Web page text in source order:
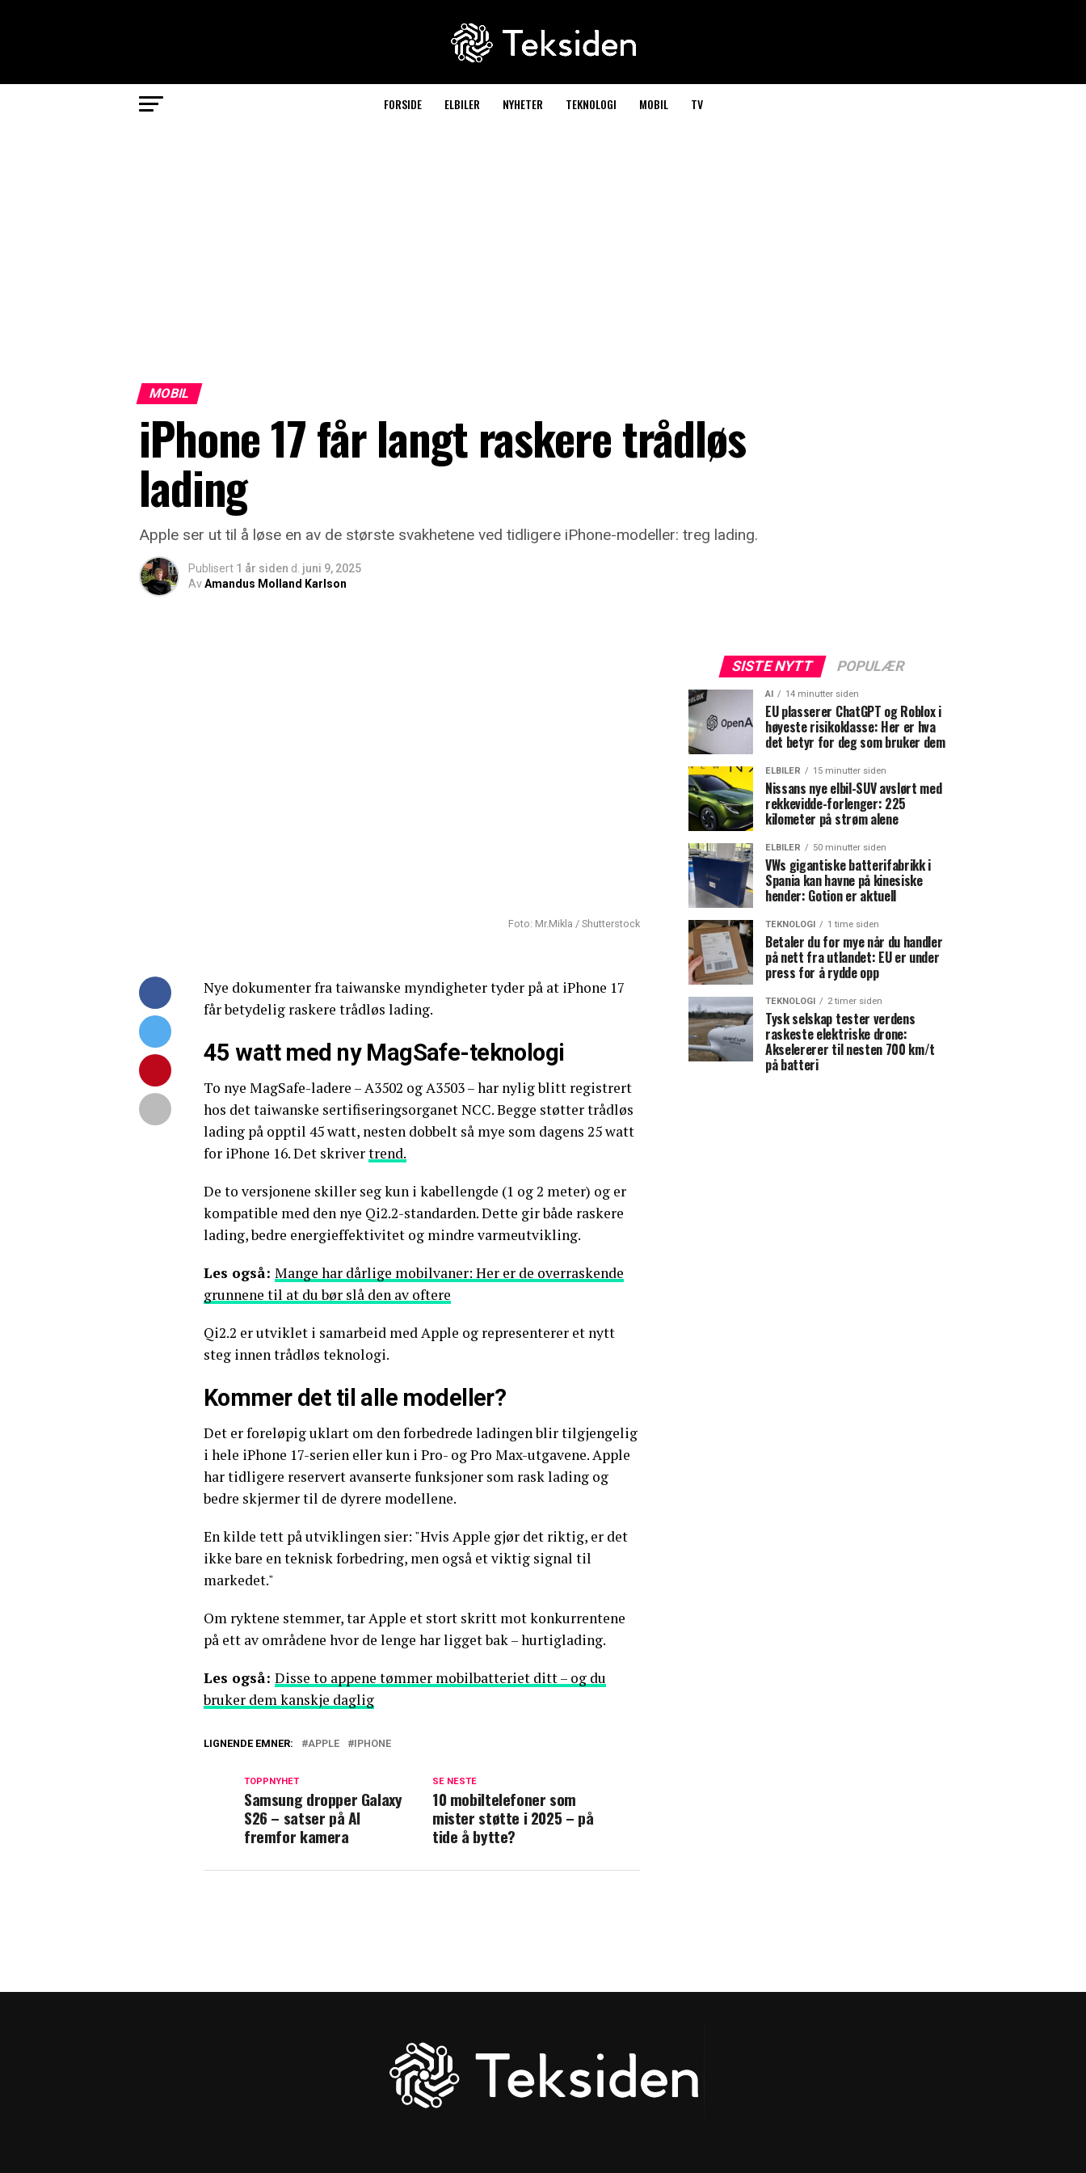
FORSIDE ELBILER NYHETER TEKNOLOGI MOBIL TV
MOBIL
iPhone 17 får langt raskere trådløs
lading
Apple ser ut til å løse en av de største svakhetene ved tidligere iPhone-modeller: treg lading.
Publisert 1 år siden d. juni 9, 2025
AvAmandus Molland Karlson
Foto: Mr.Mikla / Shutterstock
Nye dokumenter fra taiwanske myndigheter tyder på at iPhone 17
får betydelig raskere trådløs lading.
45 watt med ny MagSafe-teknologi
To nye MagSafe-ladere – A3502 og A3503 – har nylig blitt registrert
hos det taiwanske sertifiseringsorganet NCC. Begge støtter trådløs
lading på opptil 45 watt, nesten dobbelt så mye som dagens 25 watt
for iPhone 16. Det skrivertrend.
De to versjonene skiller seg kun i kabellengde (1 og 2 meter) og er
kompatible med den nye Qi2.2-standarden. Dette gir både raskere
lading, bedre energieffektivitet og mindre varmeutvikling.
Les også: Mange har dårlige mobilvaner: Her er de overraskende
grunnene til at du bør slå den av oftere
Qi2.2 er utviklet i samarbeid med Apple og representerer et nytt
steg innen trådløs teknologi.
Kommer det til alle modeller?
Det er foreløpig uklart om den forbedrede ladingen blir tilgjengelig
i hele iPhone 17-serien eller kun i Pro- og Pro Max-utgavene. Apple
har tidligere reservert avanserte funksjoner som rask lading og
bedre skjermer til de dyrere modellene.
En kilde tett på utviklingen sier: "Hvis Apple gjør det riktig, er det
ikke bare en teknisk forbedring, men også et viktig signal til
markedet."
Om ryktene stemmer, tar Apple et stort skritt mot konkurrentene
på ett av områdene hvor de lenge har ligget bak – hurtiglading.
Les også: Disse to appene tømmer mobilbatteriet ditt – og du
bruker dem kanskje daglig
LIGNENDE EMNER: APPLE IPHONE
SE NESTE
10 mobiltelefoner som
mister støtte i 2025 – på
tide å bytte?
TOPPNYHET
Samsung dropper Galaxy
S26 – satser på AI
fremfor kamera
SISTE NYTT POPULÆR
AI 14 minutter siden
EU plasserer ChatGPT og Roblox i
høyeste risikoklasse: Her er hva
det betyr for deg som bruker dem
ELBILER 15 minutter siden
Nissans nye elbil-SUV avslørt med
rekkevidde-forlenger: 225
kilometer på strøm alene
ELBILER 50 minutter siden
VWs gigantiske batterifabrikk i
Spania kan havne på kinesiske
hender: Gotion er aktuell
TEKNOLOGI 1 time siden
Betaler du for mye når du handler
på nett fra utlandet: EU er under
press for å rydde opp
TEKNOLOGI 2 timer siden
Tysk selskap tester verdens
raskeste elektriske drone:
Akselererer til nesten 700 km/t
på batteri